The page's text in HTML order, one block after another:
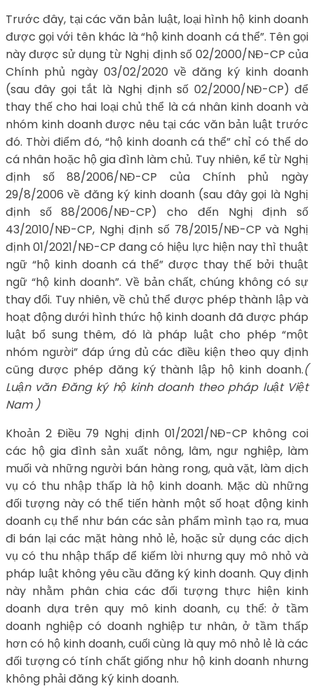
Trước đây, tại các văn bản luật, loại hình hộ kinh doanh
được gọi với tên khác là “hộ kinh doanh cá thể”. Tên gọi
này được sử dụng từ Nghị định số 02/2000/NĐ-CP của
Chính phủ ngày 03/02/2020 về đăng ký kinh doanh
(sau đây gọi tắt là Nghị định số 02/2000/NĐ-CP) để
thay thế cho hai loại chủ thể là cá nhân kinh doanh và
nhóm kinh doanh được nêu tại các văn bản luật trước
đó. Thời điểm đó, “hộ kinh doanh cá thể” chỉ có thể do
cá nhân hoặc hộ gia đình làm chủ. Tuy nhiên, kể từ Nghị
định số 88/2006/NĐ-CP của Chính phủ ngày
29/8/2006 về đăng ký kinh doanh (sau đây gọi là Nghị
định số 88/2006/NĐ-CP) cho đến Nghị định số
43/2010/NĐ-CP, Nghị định số 78/2015/NĐ-CP và Nghị
định 01/2021/NĐ-CP đang có hiệu lực hiện nay thì thuật
ngữ “hộ kinh doanh cá thể” được thay thế bởi thuật
ngữ “hộ kinh doanh”. Về bản chất, chúng không có sự
thay đổi. Tuy nhiên, về chủ thể được phép thành lập và
hoạt động dưới hình thức hộ kinh doanh đã được pháp
luật bổ sung thêm, đó là pháp luật cho phép “một
nhóm người” đáp ứng đủ các điều kiện theo quy định
cũng được phép đăng ký thành lập hộ kinh doanh.(
Luận văn Đăng ký hộ kinh doanh theo pháp luật Việt
Nam )
Khoản 2 Điều 79 Nghị định 01/2021/NĐ-CP không coi
các hộ gia đình sản xuất nông, lâm, ngư nghiệp, làm
muối và những người bán hàng rong, quà vặt, làm dịch
vụ có thu nhập thấp là hộ kinh doanh. Mặc dù những
đối tượng này có thể tiến hành một số hoạt động kinh
doanh cụ thể như bán các sản phẩm mình tạo ra, mua
đi bán lại các mặt hàng nhỏ lẻ, hoặc sử dụng các dịch
vụ có thu nhập thấp để kiếm lời nhưng quy mô nhỏ và
pháp luật không yêu cầu đăng ký kinh doanh. Quy định
này nhằm phân chia các đối tượng thực hiện kinh
doanh dựa trên quy mô kinh doanh, cụ thể: ở tầm
doanh nghiệp có doanh nghiệp tư nhân, ở tầm thấp
hơn có hộ kinh doanh, cuối cùng là quy mô nhỏ lẻ là các
đối tượng có tính chất giống như hộ kinh doanh nhưng
không phải đăng ký kinh doanh.